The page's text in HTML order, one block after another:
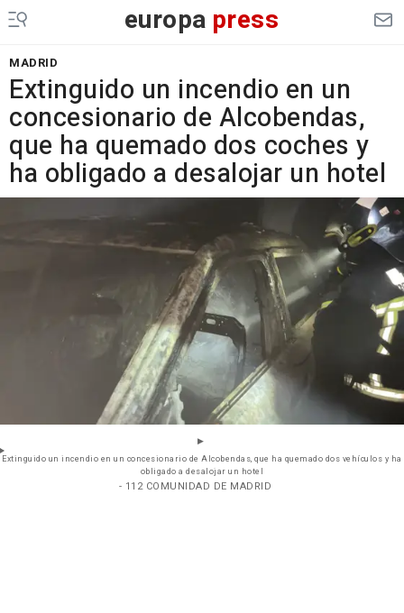
europa press
MADRID
Extinguido un incendio en un
concesionario de Alcobendas,
que ha quemado dos coches y
ha obligado a desalojar un hotel
Extinguido un incendio en un concesionario de Alcobendas, que ha quemado dos vehículos y ha
obligado a desalojar un hotel
- 112 COMUNIDAD DE MADRID